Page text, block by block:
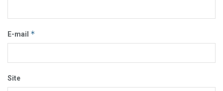
E-mail *
Site